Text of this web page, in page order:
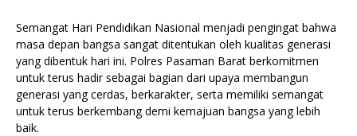
Semangat Hari Pendidikan Nasional menjadi pengingat bahwa
masa depan bangsa sangat ditentukan oleh kualitas generasi
yang dibentuk hari ini. Polres Pasaman Barat berkomitmen
untuk terus hadir sebagai bagian dari upaya membangun
generasi yang cerdas, berkarakter, serta memiliki semangat
untuk terus berkembang demi kemajuan bangsa yang lebih
baik.